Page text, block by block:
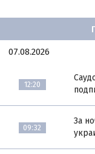
07.08.2026
12:20
09:32
За